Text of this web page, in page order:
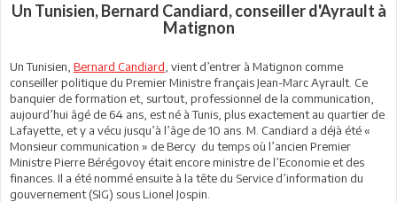
Un Tunisien, Bernard Candiard, conseiller d'Ayrault à
Matignon
Un Tunisien, Bernard Candiard , vient d’entrer à Matignon comme
conseiller politique du Premier Ministre français Jean-Marc Ayrault. Ce
banquier de formation et, surtout, professionnel de la communication,
aujourd’hui âgé de 64 ans, est né à Tunis, plus exactement au quartier de
Lafayette, et y a vécu jusqu’à l’âge de 10 ans. M. Candiard a déjà été «
Monsieur communication » de Bercy du temps où l’ancien Premier
Ministre Pierre Bérégovoy était encore ministre de l’Economie et des
finances. Il a été nommé ensuite à la tête du Service d’information du
gouvernement (SIG) sous Lionel Jospin.